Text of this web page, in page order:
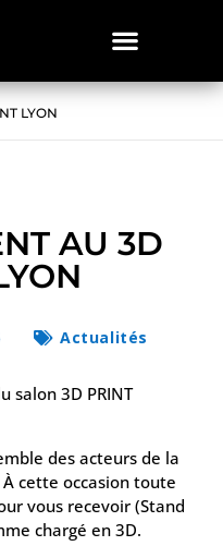
LYON
AU 3D
Actualités
salon 3D PRINT
des acteurs de la
cette occasion toute
vous recevoir (Stand
chargé en 3D.